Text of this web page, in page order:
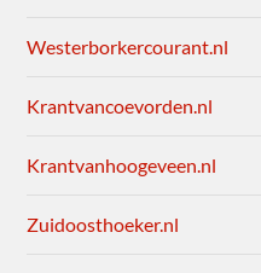
Westerborkercourant.nl
Krantvancoevorden.nl
Krantvanhoogeveen.nl
Zuidoosthoeker.nl